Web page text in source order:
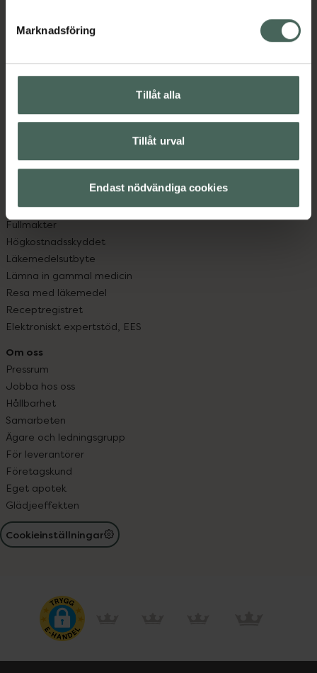
Marknadsföring
Tillåt alla
Tillåt urval
Endast nödvändiga cookies
Kundservice
Vanliga frågor
Hitta apotek
Leverans, betalning och retur
App
Om recept och läkemedel
Fullmakter
Högkostnadsskyddet
Läkemedelsutbyte
Lämna in gammal medicin
Resa med läkemedel
Receptregistret
Elektroniskt expertstöd, EES
Om oss
Pressrum
Jobba hos oss
Hållbarhet
Samarbeten
Ägare och ledningsgrupp
För leverantörer
Företagskund
Eget apotek
Glädjeeffekten
Cookieinställningar